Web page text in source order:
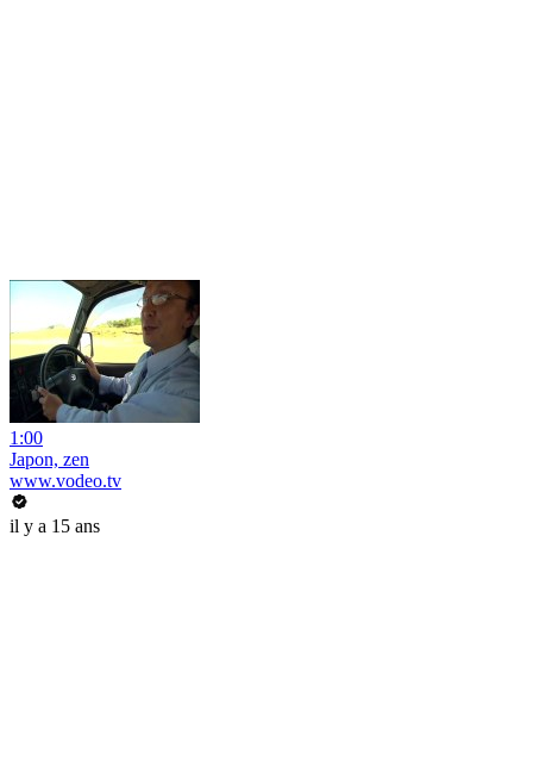
1:00
Japon, zen
www.vodeo.tv
il y a 15 ans